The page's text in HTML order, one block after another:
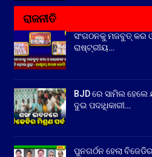
ରାଜନୀତି
ସଂଗଠନକୁ ମଜବୁତ୍ କର
ରାଷ୍ଟ୍ରୀୟ…
BJD ରେ ସାମିଲ ହେଲେ
ଦୁଇ ପଦାଧିକାରୀ…
ପୁନଗର୍ଠନ ହେଲା